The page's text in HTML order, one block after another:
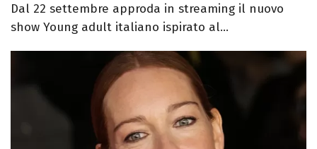
Dal 22 settembre approda in streaming il nuovo
show Young adult italiano ispirato al...